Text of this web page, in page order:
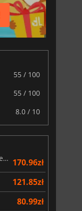
66.54
55 / 100
55 / 100
8.0 / 10
Assassin's Creed Black Flag Resynced 170.96zł
121.85zł
80.99zł